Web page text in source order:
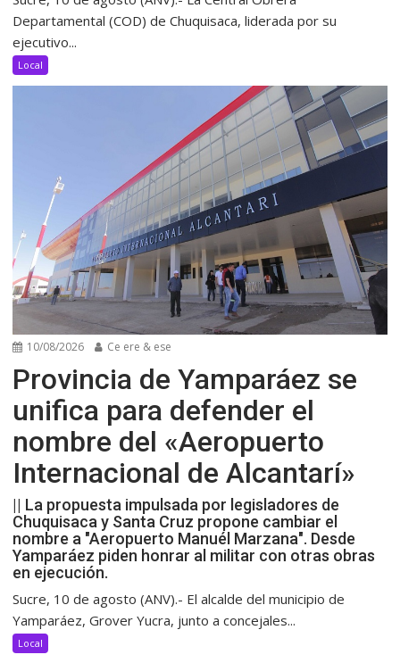
Departamental (COD) de Chuquisaca, liderada por su
ejecutivo...
Local
10/08/2026 Ce ere & ese
Provincia de Yamparáez se
unifica para defender el
nombre del «Aeropuerto
Internacional de Alcantarí»
|| La propuesta impulsada por legisladores de
Chuquisaca y Santa Cruz propone cambiar el
nombre a "Aeropuerto Manuél Marzana". Desde
Yamparáez piden honrar al militar con otras obras
en ejecución.
Sucre, 10 de agosto (ANV).- El alcalde del municipio de
Yamparáez, Grover Yucra, junto a concejales...
Local